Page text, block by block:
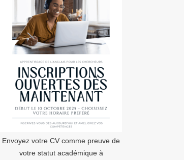
Envoyez votre CV comme preuve de
votre statut académique à